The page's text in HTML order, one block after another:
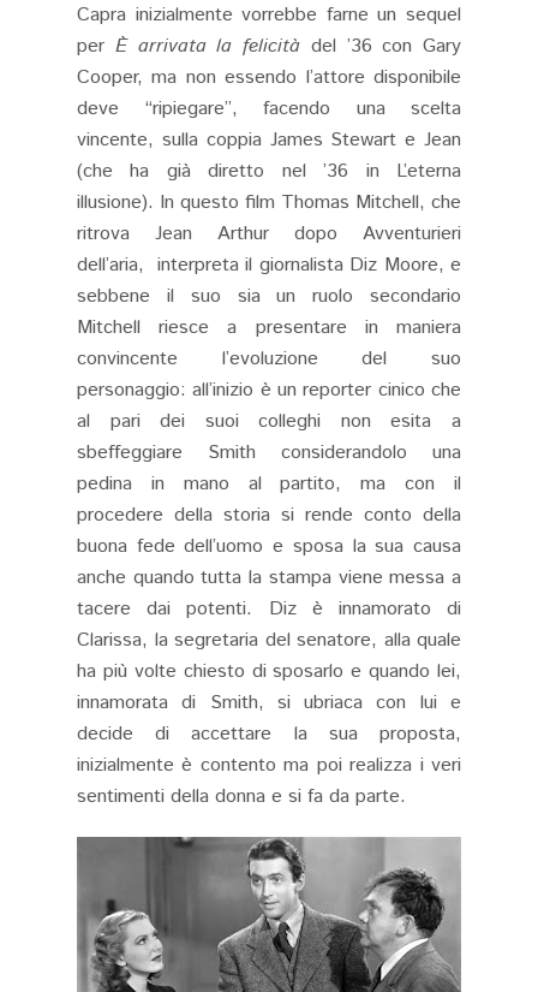
Capra inizialmente vorrebbe farne un sequel
per È arrivata la felicità del ’36 con Gary
Cooper, ma non essendo l’attore disponibile
deve “ripiegare”, facendo una scelta
vincente, sulla coppia James Stewart e Jean
(che ha già diretto nel ’36 in L’eterna
illusione). In questo film Thomas Mitchell, che
ritrova Jean Arthur dopo Avventurieri
dell’aria, interpreta il giornalista Diz Moore, e
sebbene il suo sia un ruolo secondario
Mitchell riesce a presentare in maniera
convincente l’evoluzione del suo
personaggio: all’inizio è un reporter cinico che
al pari dei suoi colleghi non esita a
sbeffeggiare Smith considerandolo una
pedina in mano al partito, ma con il
procedere della storia si rende conto della
buona fede dell’uomo e sposa la sua causa
anche quando tutta la stampa viene messa a
tacere dai potenti. Diz è innamorato di
Clarissa, la segretaria del senatore, alla quale
ha più volte chiesto di sposarlo e quando lei,
innamorata di Smith, si ubriaca con lui e
decide di accettare la sua proposta,
inizialmente è contento ma poi realizza i veri
sentimenti della donna e si fa da parte.